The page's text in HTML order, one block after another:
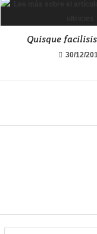
Quisque
30/12/